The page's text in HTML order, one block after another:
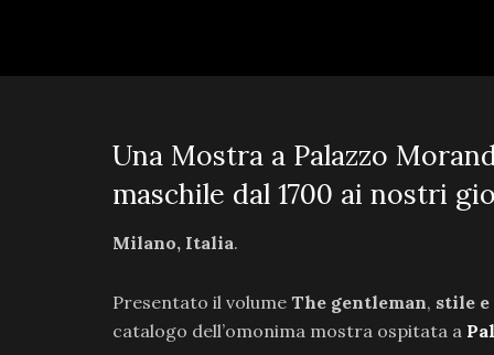
Una Mostra a Palazzo
maschile dal 1700 ai nostri
Milano, Italia.
Presentato il volume The gentleman, stile
catalogo dell’omonima mostra ospitata a